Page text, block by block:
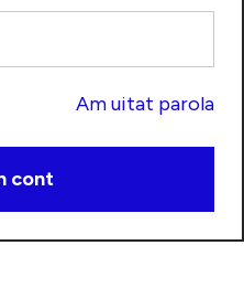
Am uitat parola